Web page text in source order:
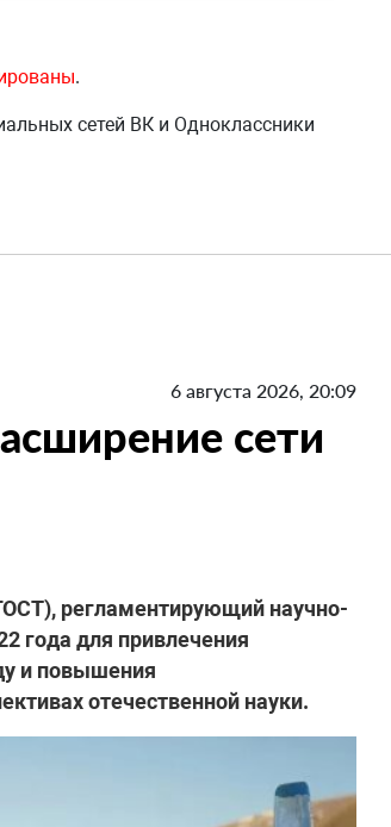
.
сетей ВК и Одноклассники
6 августа 2026, 20:09
сети
регламентирующий научно-
года для привлечения
и повышения
отечественной науки.